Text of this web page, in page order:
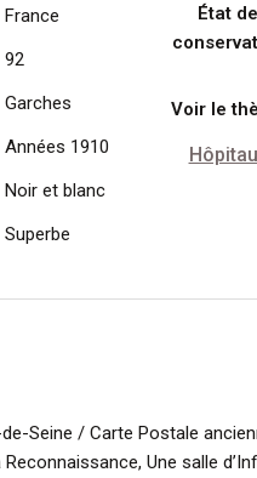
France
92
Garches
Années 1910
Noir et blanc
Superbe
État de
Voir le
Seine / Carte Postale
Une salle